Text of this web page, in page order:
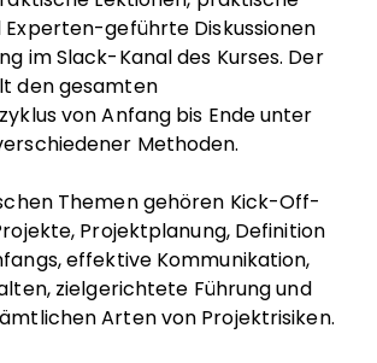
Experten-geführte Diskussionen
im Slack-Kanal des Kurses. Der
den gesamten
von Anfang bis Ende unter
Methoden.
Themen gehören Kick-Off-
Projektplanung, Definition
effektive Kommunikation,
zielgerichtete Führung und
Arten von Projektrisiken.